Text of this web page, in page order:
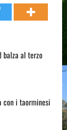
balza al terzo
con i taorminesi